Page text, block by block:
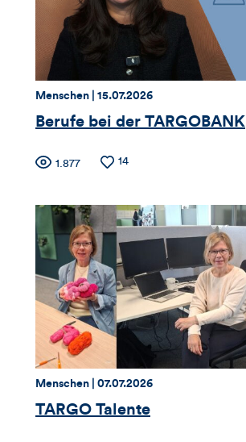
Thema:
Menschen | Datum:
15.07.2026
Berufe bei der TARGOBANK
Zähler
für
Views,
Likes
und
Kommentare
dieses
Artikels
Anzahl
1.877
Anzahl
14
Thema:
Menschen | Datum:
07.07.2026
TARGO Talente